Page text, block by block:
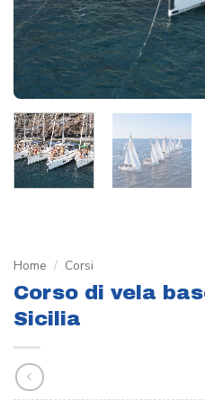
Home / Corsi
Corso di vela
Sicilia